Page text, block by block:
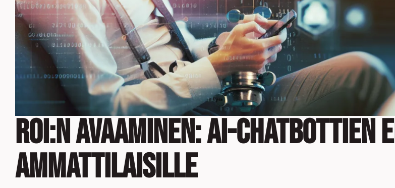
ROI:n avaaminen: AI-
ammattilaisille